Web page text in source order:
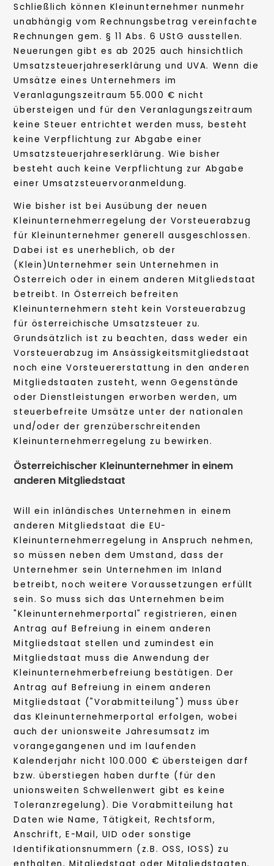
Schließlich können Kleinunternehmer nunmehr
unabhängig vom Rechnungsbetrag vereinfachte
Rechnungen gem. § 11 Abs. 6 UStG ausstellen.
Neuerungen gibt es ab 2025 auch hinsichtlich
Umsatzsteuerjahreserklärung und UVA. Wenn die
Umsätze eines Unternehmers im
Veranlagungszeitraum 55.000 € nicht
übersteigen und für den Veranlagungszeitraum
keine Steuer entrichtet werden muss, besteht
keine Verpflichtung zur Abgabe einer
Umsatzsteuerjahreserklärung. Wie bisher
besteht auch keine Verpflichtung zur Abgabe
einer Umsatzsteuervoranmeldung.
Wie bisher ist bei Ausübung der neuen
Kleinunternehmerregelung der Vorsteuerabzug
für Kleinunternehmer generell ausgeschlossen.
Dabei ist es unerheblich, ob der
(Klein)Unternehmer sein Unternehmen in
Österreich oder in einem anderen Mitgliedstaat
betreibt. In Österreich befreiten
Kleinunternehmern steht kein Vorsteuerabzug
für österreichische Umsatzsteuer zu.
Grundsätzlich ist zu beachten, dass weder ein
Vorsteuerabzug im Ansässigkeitsmitgliedstaat
noch eine Vorsteuererstattung in den anderen
Mitgliedstaaten zusteht, wenn Gegenstände
oder Dienstleistungen erworben werden, um
steuerbefreite Umsätze unter der nationalen
und/oder der grenzüberschreitenden
Kleinunternehmerregelung zu bewirken.
Österreichischer Kleinunternehmer in einem
anderen Mitgliedstaat
Will ein inländisches Unternehmen in einem
anderen Mitgliedstaat die EU-
Kleinunternehmerregelung in Anspruch nehmen,
so müssen neben dem Umstand, dass der
Unternehmer sein Unternehmen im Inland
betreibt, noch weitere Voraussetzungen erfüllt
sein. So muss sich das Unternehmen beim
"Kleinunternehmerportal" registrieren, einen
Antrag auf Befreiung in einem anderen
Mitgliedstaat stellen und zumindest ein
Mitgliedstaat muss die Anwendung der
Kleinunternehmerbefreiung bestätigen. Der
Antrag auf Befreiung in einem anderen
Mitgliedstaat ("Vorabmitteilung") muss über
das Kleinunternehmerportal erfolgen, wobei
auch der unionsweite Jahresumsatz im
vorangegangenen und im laufenden
Kalenderjahr nicht 100.000 € übersteigen darf
bzw. überstiegen haben durfte (für den
unionsweiten Schwellenwert gibt es keine
Toleranzregelung). Die Vorabmitteilung hat
Daten wie Name, Tätigkeit, Rechtsform,
Anschrift, E-Mail, UID oder sonstige
Identifikationsnummern (z.B. OSS, IOSS) zu